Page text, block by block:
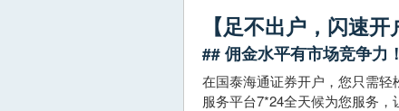
【足不出户，闪速开
## 佣金水平有市场竞争力！
在国泰海通证券开户，您只需
服务平台7*24全天候为您服务，